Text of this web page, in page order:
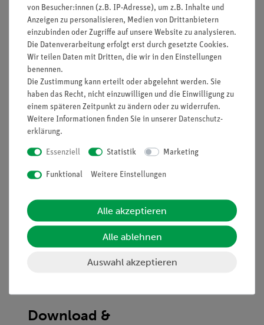
Nach oben
Informationen
Unternehmen
Projekte und Lösungen
Presse
Hinweisgeberschutz
Datenschutz
Impressum
Service
Beratung & Showroom
Inventarisierungs- &
Inbetriebnahme & Schulungen
Kundendienst
Download &
von Besucher:innen (z.B. IP-Adresse), um z.B. Inhalte und
Anzeigen zu personalisieren, Medien von Drittanbietern
einzubinden oder Zugriffe auf unsere Website zu analysieren.
Die Datenverarbeitung erfolgt erst durch gesetzte Cookies.
Wir teilen Daten mit Dritten, die wir in den Einstellungen
benennen.
Die Zustimmung kann erteilt oder abgelehnt werden. Sie
haben das Recht, nicht einzuwilligen und die Einwilligung zu
einem späteren Zeitpunkt zu ändern oder zu widerrufen.
Weitere Informationen finden Sie in unserer Daten­schutz­
erklärung.
Essenziell Statistik Marketing
Funktional Weitere Einstellungen
Alle akzeptieren
Alle ablehnen
Auswahl akzeptieren